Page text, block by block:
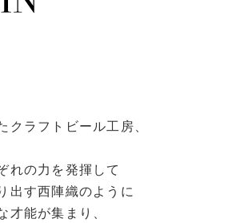
クラフトビール工房、
れの力を発揮して
出す西陣織のように
才能が集まり、